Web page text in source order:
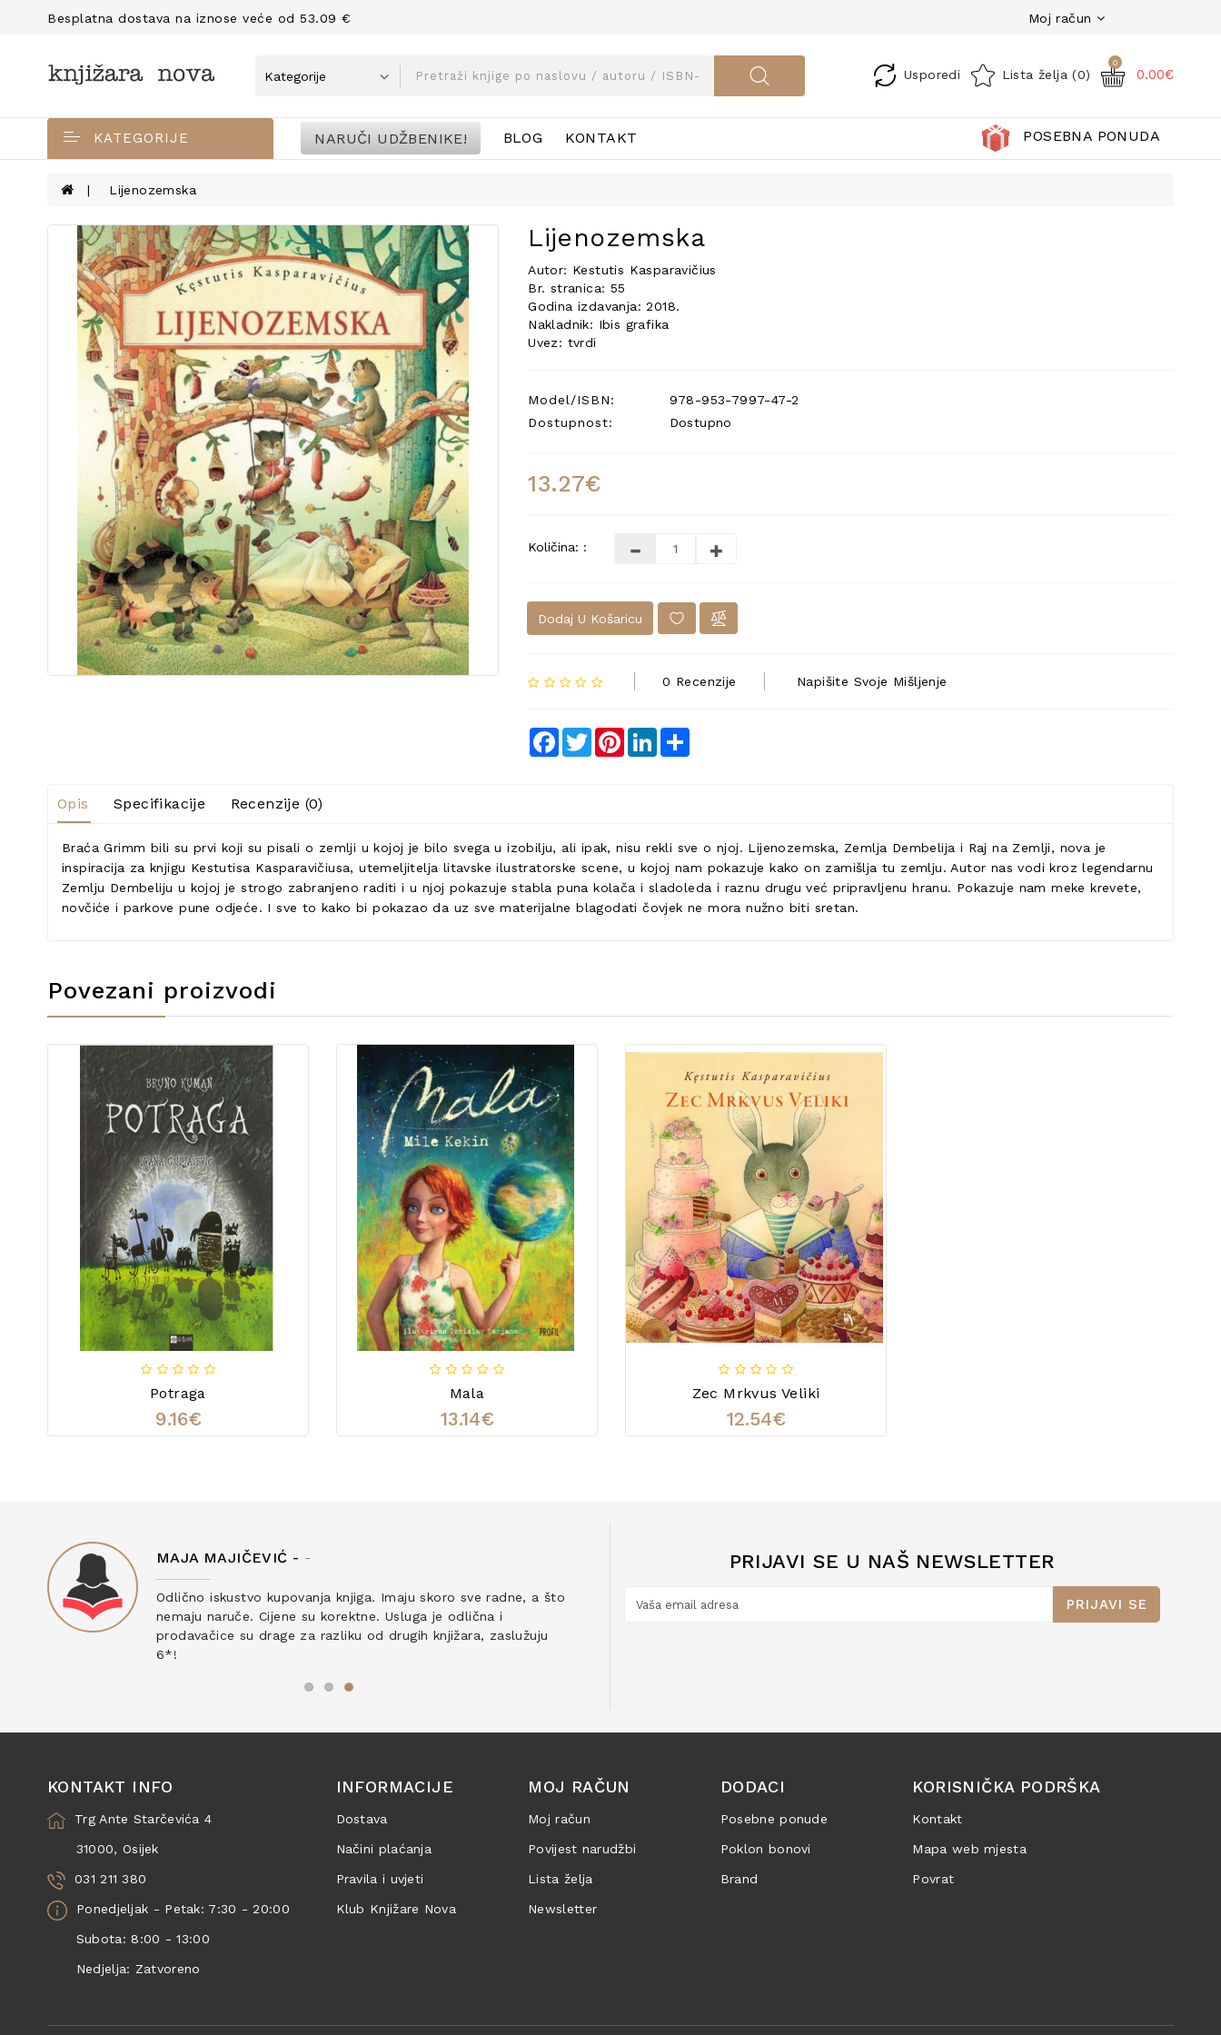
Besplatna dostava na iznose veće od 53.09 € Moj račun
Usporedi Lista želja (0)
0
0.00€
KATEGORIJE NARUČI UDŽBENIKE! BLOG KONTAKT POSEBNA PONUDA
Lijenozemska
Lijenozemska
Autor: Kestutis Kasparavičius
Br. stranica: 55
Godina izdavanja: 2018.
Nakladnik: Ibis grafika
Uvez: tvrdi
Model/ISBN:
978-953-7997-47-2
Dostupnost:
Dostupno
13.27€
Količina: :
Dodaj U Košaricu
0 Recenzije Napišite Svoje Mišljenje
Facebook
TwitterPinterestLinkedIn
Opis Specifikacije Recenzije (0)
Braća Grimm bili su prvi koji su pisali o zemlji u kojoj je bilo svega u izobilju, ali ipak, nisu rekli sve o njoj. Lijenozemska, Zemlja Dembelija i Raj na Zemlji, nova je
inspiracija za knjigu Kestutisa Kasparavičiusa, utemeljitelja litavske ilustratorske scene, u kojoj nam pokazuje kako on zamišlja tu zemlju. Autor nas vodi kroz legendarnu
Zemlju Dembeliju u kojoj je strogo zabranjeno raditi i u njoj pokazuje stabla puna kolača i sladoleda i raznu drugu već pripravljenu hranu. Pokazuje nam meke krevete,
novčiće i parkove pune odjeće. I sve to kako bi pokazao da uz sve materijalne blagodati čovjek ne mora nužno biti sretan.
Povezani proizvodi
Potraga
9.16€
Mala
13.14€
Zec Mrkvus Veliki
12.54€
MAJA MAJIČEVIĆ - -
Odlično iskustvo kupovanja knjiga. Imaju skoro sve radne, a što
nemaju naruče. Cijene su korektne. Usluga je odlična i
prodavačice su drage za razliku od drugih knjižara, zaslužuju
6*!
PRIJAVI SE U NAŠ NEWSLETTER
PRIJAVI SE
KONTAKT INFO
Trg Ante Starčevića 4
31000, Osijek
031 211 380
Ponedjeljak - Petak: 7:30 - 20:00
Subota: 8:00 - 13:00
Nedjelja: Zatvoreno
INFORMACIJE
Dostava
Načini plaćanja
Pravila i uvjeti
Klub Knjižare Nova
MOJ RAČUN
Moj račun
Povijest narudžbi
Lista želja
Newsletter
DODACI
Posebne ponude
Poklon bonovi
Brand
KORISNIČKA PODRŠKA
Kontakt
Mapa web mjesta
Povrat